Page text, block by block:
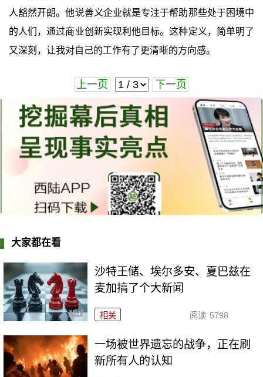
人豁然开朗。他说善义企业就是专注于帮助那些处于困境中
的人们，通过商业创新实现利他目标。这种定义，简单明了
又深刻，让我对自己的工作有了更清晰的方向感。
上一页 下一页
大家都在看
沙特王储、埃尔多安、夏巴兹在
麦加搞了个大新闻
相关 阅读 5798
一场被世界遗忘的战争，正在刷
新所有人的认知